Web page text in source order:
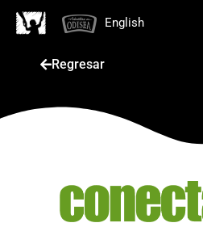
English
Regresar